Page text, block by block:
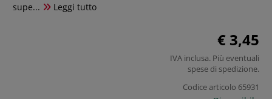
supe...
Leggi tutto
€ 3,45
IVA inclusa. Più eventuali
spese di spedizione.
Codice articolo 65931